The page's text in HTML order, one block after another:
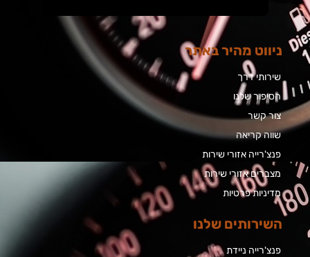
ניווט מהיר באתר
שירותי דרך
הסיפור שלנו
צור קשר
שווה קריאה
פנצ'רייה אזורי שירות
מצברים אזורי שירות
מדיניות פרטיות
השירותים שלנו
פנצ'רייה ניידת